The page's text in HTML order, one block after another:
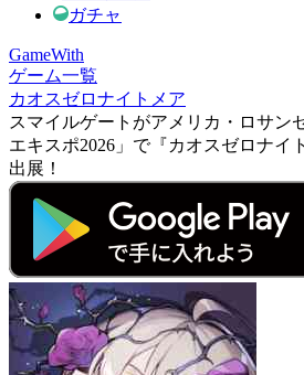
ガチャ
GameWith
ゲーム一覧
カオスゼロナイトメア
スマイルゲートがアメリカ・ロサン
エキスポ2026」で『カオスゼロナイ
出展！